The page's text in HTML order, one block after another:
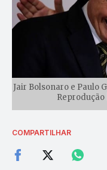
Jair Bolsonaro e Paulo
COMPARTILHAR